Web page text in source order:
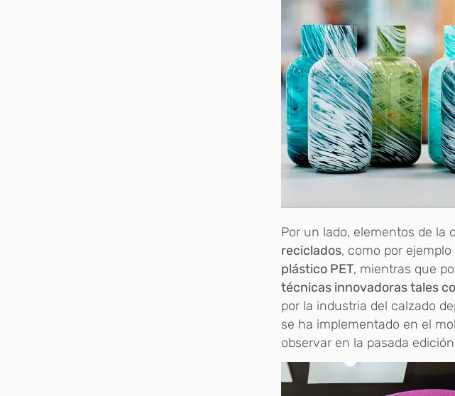
Por un lado, elementos de la
reciclados, como por ejemplo
plástico PET, mientras que
técnicas innovadoras tales
por la industria del calzado
se ha implementado en el
observar en la pasada